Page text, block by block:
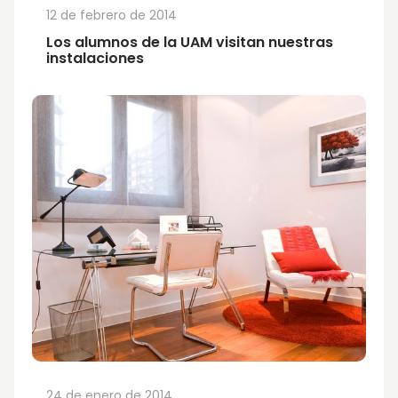
Los alumnos de la UAM visitan nuestras
instalaciones
12 de febrero de 2014